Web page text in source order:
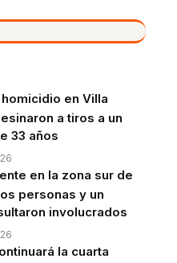
homicidio en Villa
a tiros a un
33 años
en la zona sur de
personas y un
involucrados
la cuarta